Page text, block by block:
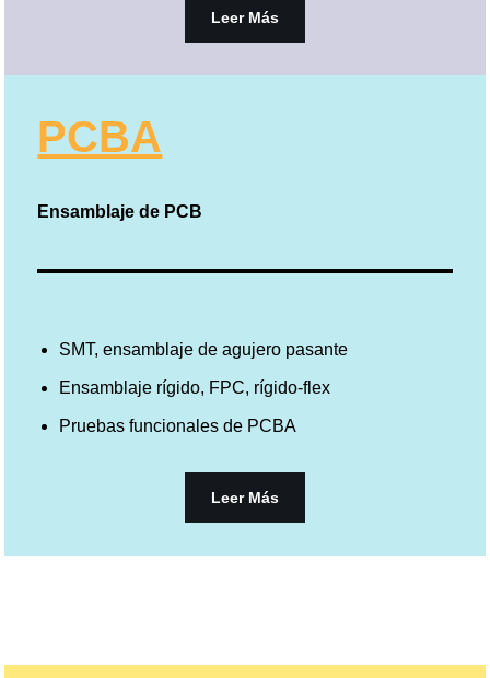
Leer Más
PCBA
Ensamblaje de PCB
SMT, ensamblaje de agujero pasante
Ensamblaje rígido, FPC, rígido-flex
Pruebas funcionales de PCBA
Leer Más